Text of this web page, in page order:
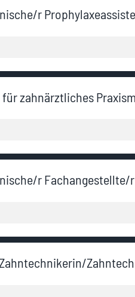
r
zahnärztliches
r Fachangestellte/r